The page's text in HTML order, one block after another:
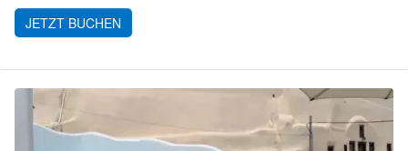
JETZT BUCHEN